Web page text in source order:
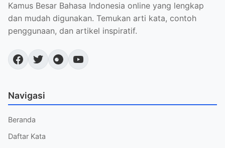
Kamus Besar Bahasa Indonesia online yang lengkap
dan mudah digunakan. Temukan arti kata, contoh
penggunaan, dan artikel inspiratif.
Navigasi
Beranda
Daftar Kata